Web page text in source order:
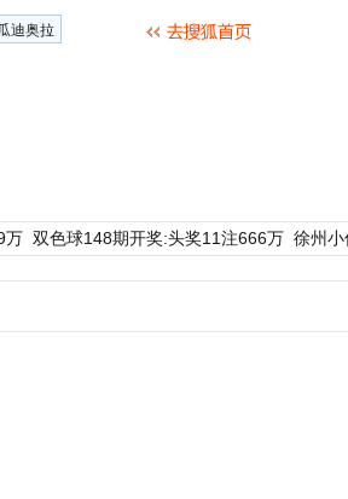
迪奥拉
万 双色球148期开奖:头奖11注666万 徐州